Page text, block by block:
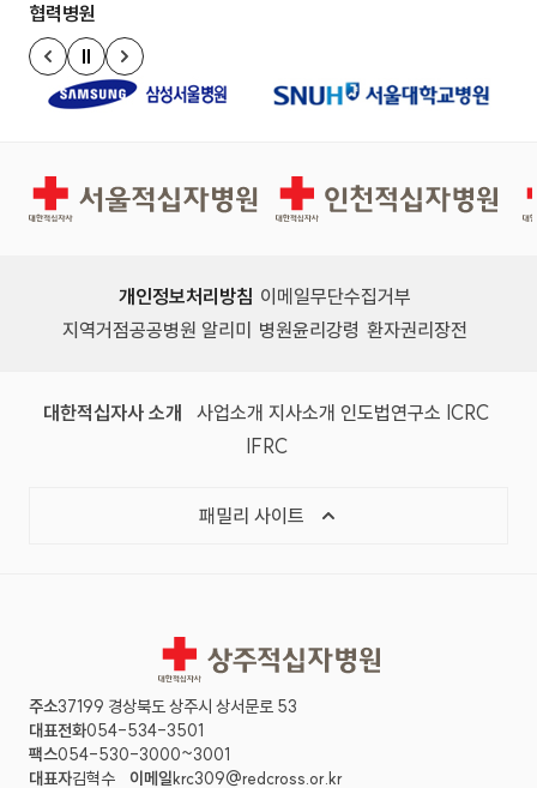
협력병원
이전 슬라이드
정지
다음 슬라이드
서울적십자병원 인천적십자병원
개인정보처리방침 이메일무단수집거부
지역거점공공병원 알리미
병원윤리강령 환자권리장전
대한적십자사 소개 사업소개 지사소개 인도법연구소 ICRC
IFRC
패밀리 사이트
상주적십자병원
주소37199 경상북도 상주시 상서문로 53
대표전화054-534-3501
팩스054-530-3000~3001
대표자김혁수 이메일krc309@redcross.or.kr